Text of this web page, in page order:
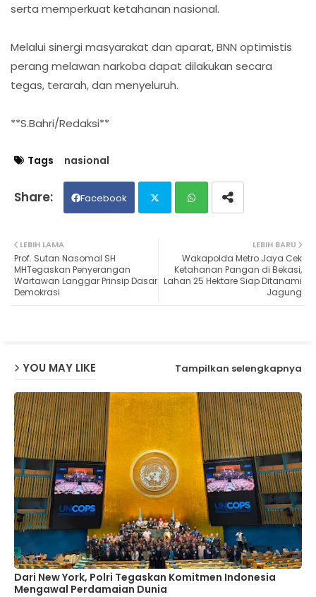
serta memperkuat ketahanan nasional.
Melalui sinergi masyarakat dan aparat, BNN optimistis
perang melawan narkoba dapat dilakukan secara
tegas, terarah, dan menyeluruh.
**S.Bahri/Redaksi**
Tags nasional
Facebook
ats
LEBIH BARU
Wakapolda Metro Jaya Cek
Ketahanan Pangan di Bekasi,
Lahan 25 Hektare Siap Ditanami
Jagung
LEBIH LAMA
Prof. Sutan Nasomal SH
MHTegaskan Penyerangan
Wartawan Langgar Prinsip Dasar
Demokrasi
YOU MAY LIKE Tampilkan selengkapnya
Dari New York, Polri Tegaskan Komitmen Indonesia
Mengawal Perdamaian Dunia